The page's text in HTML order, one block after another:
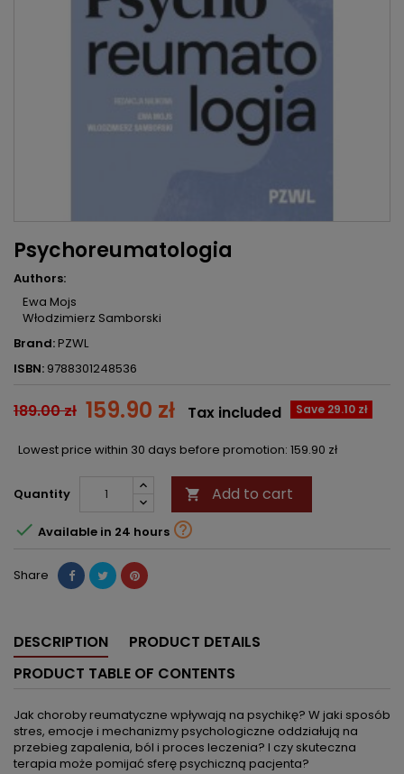
Psychoreumatologia
Authors:
Ewa Mojs
Włodzimierz Samborski
Brand:PZWL
ISBN: 9788301248536
189.00 zł 159.90 zł Save 29.10 zł
Tax included
Lowest price within 30 days before promotion: 159.90 zł
Quantity  Add to cart
 Available in 24 hours 
Share
DESCRIPTION
PRODUCT DETAILS
PRODUCT TABLE OF CONTENTS
Jak choroby reumatyczne wpływają na psychikę? W jaki sposób
stres, emocje i mechanizmy psychologiczne oddziałują na
przebieg zapalenia, ból i proces leczenia? I czy skuteczna
terapia może pomijać sferę psychiczną pacjenta?